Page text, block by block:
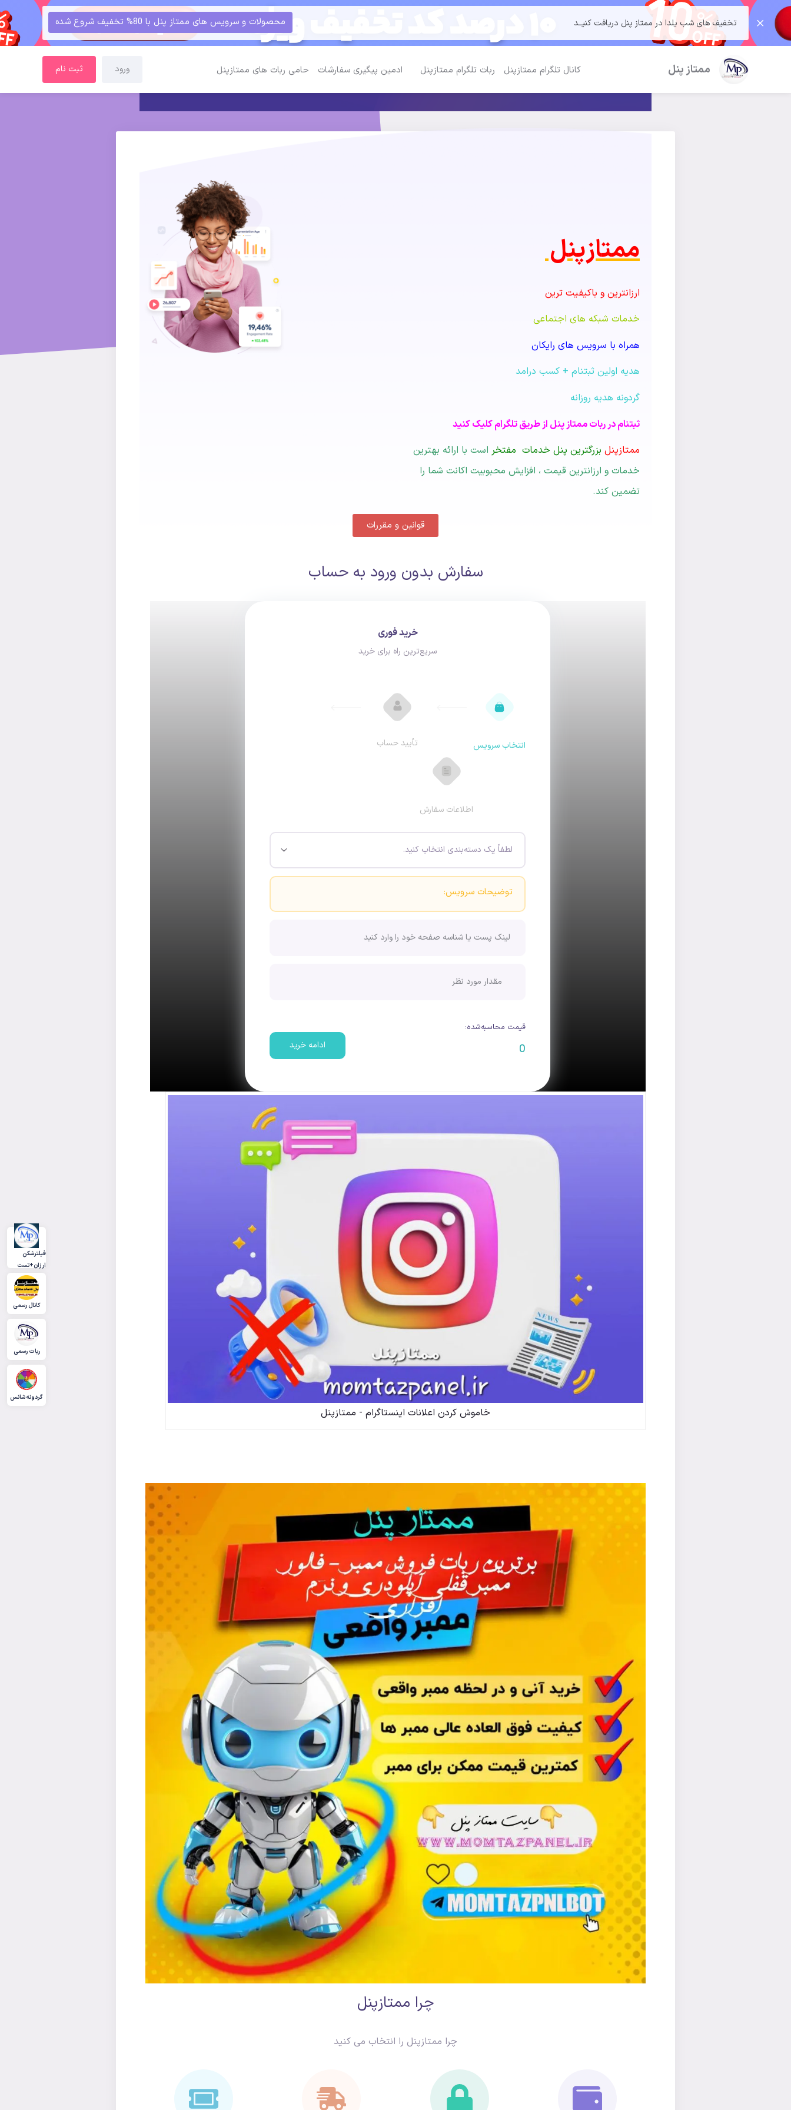
تخفیف های شب یلدا در ممتاز پنل دریافت کنیــد محصولات و سرویس های ممتاز پنل با 80% تخفیف شروع شده
ممتاز پنل کانال تلگرام ممتازپنل ربات تلگرام ممتازپنل ادمین پیگیری سفارشات حامی ربات های ممتازپنل ورود ثبت نام
ممتازپنل
ارزانترین و باکیفیت ترین
خدمات شبکه های اجتماعی
همراه با سرویس های رایکان
هدیه اولین ثبتنام + کسب درامد
گردونه هدیه روزانه
ثبتنام در ربات ممتاز پنل از طریق تلگرام کلیک کنید
ممتازپنل بزرگترین پنل خدمات مفتخر است با ارائه بهترین
خدمات و ارزانترین قیمت ، افزایش محبوبیت اکانت شما را
تضمین کند.
قوانین و مقررات
سفارش بدون ورود به حساب
خرید فوری
سریع‌ترین راه برای خرید
انتخاب سرویس تأیید حساب
اطلاعات سفارش
توضیحات سرویس:
قیمت محاسبه‌شده:
0 ادامه خرید
خاموش کردن اعلانات اینستاگرام - ممتازپنل
چرا ممتازپنل
چرا ممتازپنل را انتخاب می کنید
فیلترشکن
ارزان+تست
کانال رسمی
ربات رسمی
گردونه شانس